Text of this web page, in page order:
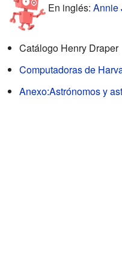
En inglés: Annie
Catálogo Henry Draper
Computadoras de
Anexo:Astrónomos y